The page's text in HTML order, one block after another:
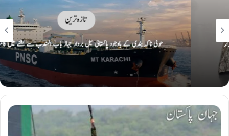
تازہ ترین
حوثی ناکہ بندی کے باوجود پاکستانی تیل بردار جہاز باب المندب سے نکلنے میں کامیاب